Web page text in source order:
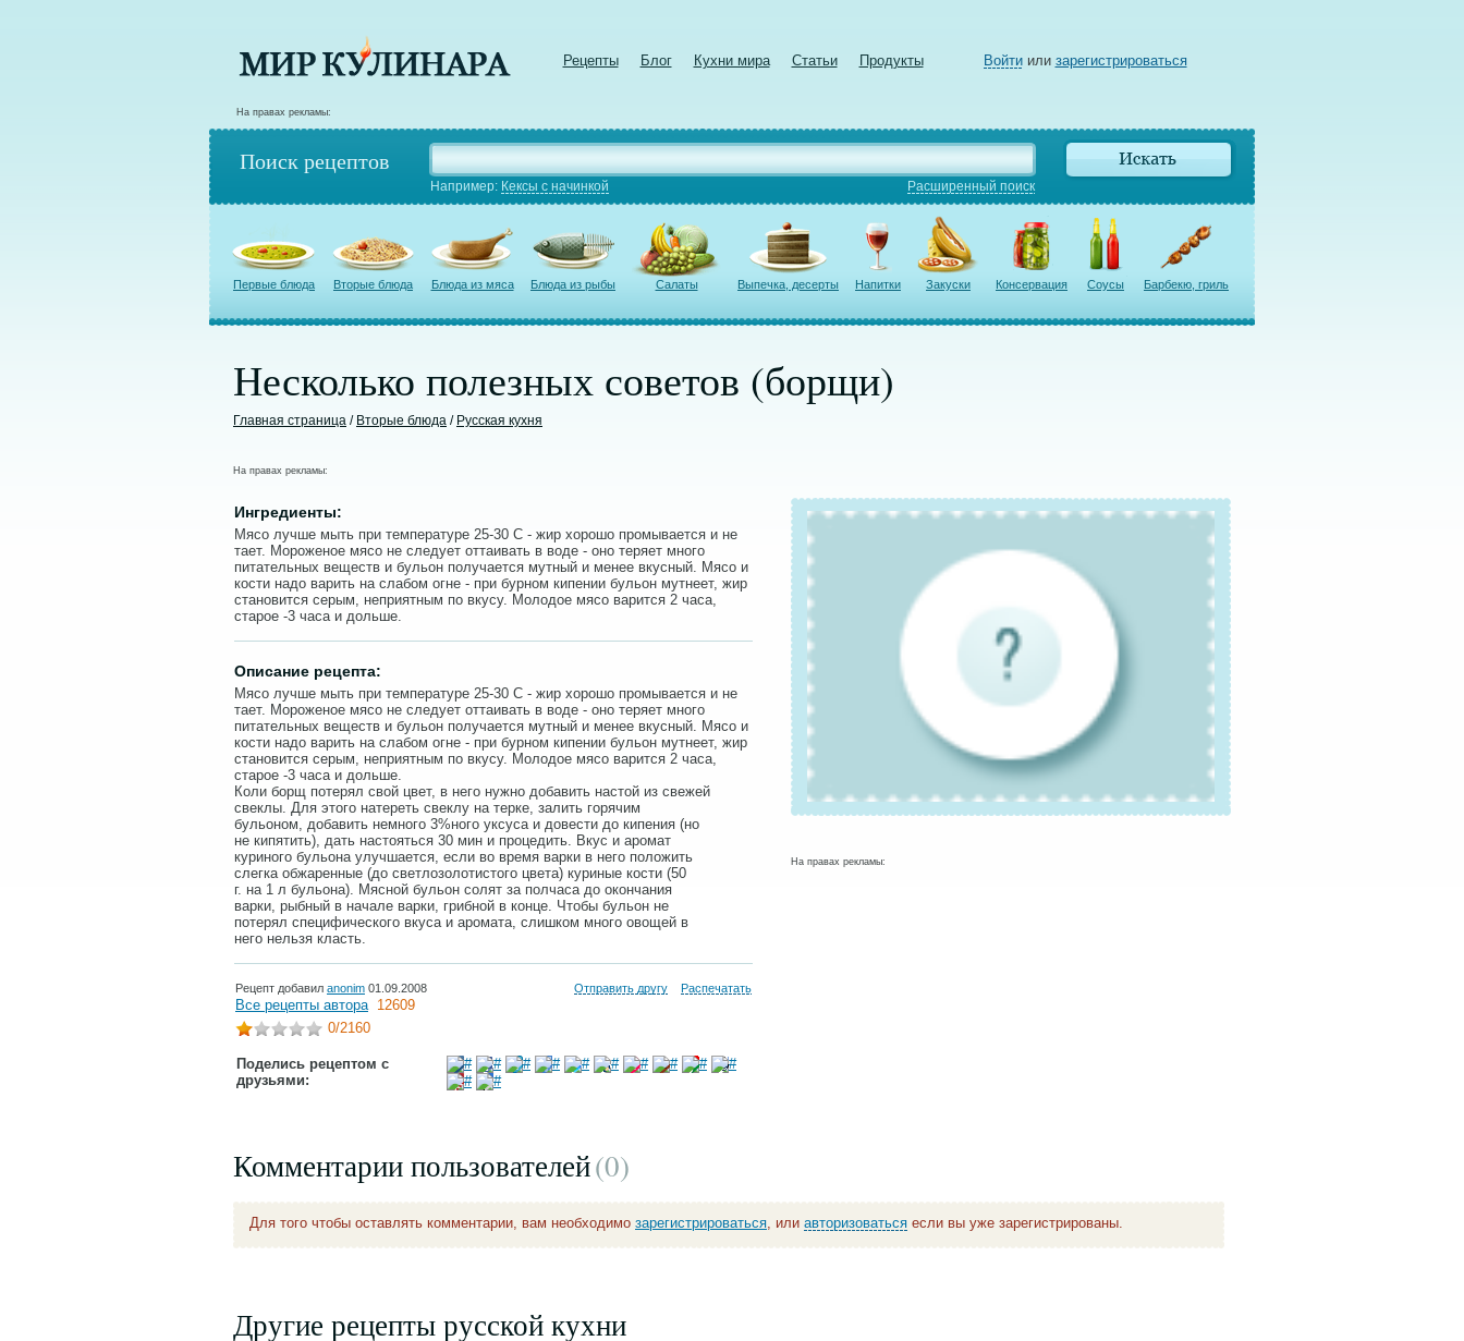
Рецепты Блог Кухни мира Статьи Продукты Войтиили зарегистрироваться
На правах рекламы:
Поиск рецептов
Например: Кексы с начинкой Расширенный поиск
Первые блюда Вторые блюда Блюда из мяса Блюда из рыбы Салаты Выпечка, десерты Напитки Закуски Консервация Соусы Барбекю, гриль
Несколько полезных советов (борщи)
Главная страница / Вторые блюда / Русская кухня
На правах рекламы:
Ингредиенты:
Мясо лучше мыть при температуре 25-30 С - жир хорошо промывается и не
тает. Мороженое мясо не следует оттаивать в воде - оно теряет много
питательных веществ и бульон получается мутный и менее вкусный. Мясо и
кости надо варить на слабом огне - при бурном кипении бульон мутнеет, жир
становится серым, неприятным по вкусу. Молодое мясо варится 2 часа,
старое -3 часа и дольше.
Описание рецепта:
Мясо лучше мыть при температуре 25-30 С - жир хорошо промывается и не
тает. Мороженое мясо не следует оттаивать в воде - оно теряет много
питательных веществ и бульон получается мутный и менее вкусный. Мясо и
кости надо варить на слабом огне - при бурном кипении бульон мутнеет, жир
становится серым, неприятным по вкусу. Молодое мясо варится 2 часа,
старое -3 часа и дольше.
Коли борщ потерял свой цвет, в него нужно добавить настой из свежей
свеклы. Для этого натереть свеклу на терке, залить горячим
бульоном, добавить немного 3%ного уксуса и довести до кипения (но
не кипятить), дать настояться 30 мин и процедить. Вкус и аромат
куриного бульона улучшается, если во время варки в него положить
слегка обжаренные (до светлозолотистого цвета) куриные кости (50
г. на 1 л бульона). Мясной бульон солят за полчаса до окончания
варки, рыбный в начале варки, грибной в конце. Чтобы бульон не
потерял специфического вкуса и аромата, слишком много овощей в
него нельзя класть.
Рецепт добавил anonim 01.09.2008 Отправить другу Распечатать
Все рецепты автора 12609
0/2160
Поделись рецептом с
друзьями:
На правах рекламы:
Комментарии пользователей(0)
Для того чтобы оставлять комментарии, вам необходимо зарегистрироваться, или авторизоваться если вы уже зарегистрированы.
Другие рецепты русской кухни